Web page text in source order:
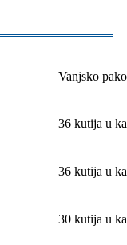
Vanjsko
36 kutija u
36 kutija u
30 kutija u